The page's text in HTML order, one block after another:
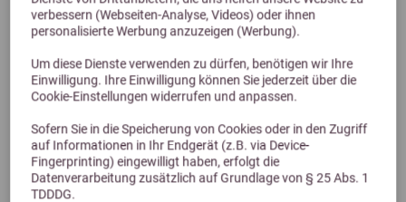
verbessern (Webseiten-Analyse, Videos) oder ihnen
personalisierte Werbung anzuzeigen (Werbung).
Um diese Dienste verwenden zu dürfen, benötigen wir Ihre
Einwilligung. Ihre Einwilligung können Sie jederzeit über die
Cookie-Einstellungen widerrufen und anpassen.
Sofern Sie in die Speicherung von Cookies oder in den Zugriff
auf Informationen in Ihr Endgerät (z.B. via Device-
Fingerprinting) eingewilligt haben, erfolgt die
Datenverarbeitung zusätzlich auf Grundlage von § 25 Abs. 1
TDDDG.
Höveler PUR.MASH 15 kg
33,60 €